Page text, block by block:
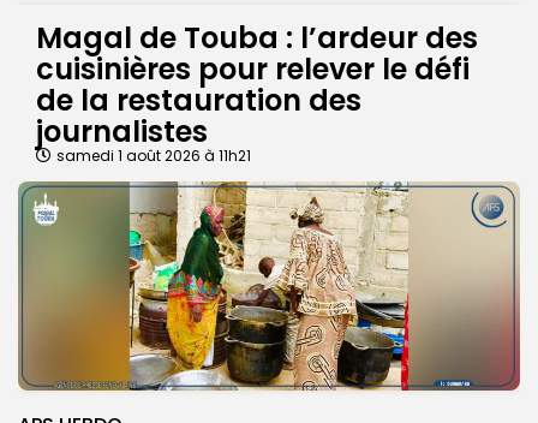
Magal de Touba : l’ardeur des
cuisinières pour relever le défi
de la restauration des
journalistes
samedi 1 août 2026 à 11h21